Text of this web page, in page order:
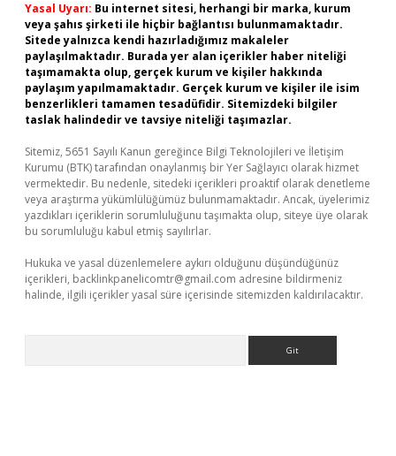
Yasal Uyarı: Bu internet sitesi, herhangi bir marka, kurum
veya şahıs şirketi ile hiçbir bağlantısı bulunmamaktadır.
Sitede yalnızca kendi hazırladığımız makaleler
paylaşılmaktadır. Burada yer alan içerikler haber niteliği
taşımamakta olup, gerçek kurum ve kişiler hakkında
paylaşım yapılmamaktadır. Gerçek kurum ve kişiler ile isim
benzerlikleri tamamen tesadüfidir. Sitemizdeki bilgiler
taslak halindedir ve tavsiye niteliği taşımazlar.
Sitemiz, 5651 Sayılı Kanun gereğince Bilgi Teknolojileri ve İletişim
Kurumu (BTK) tarafından onaylanmış bir Yer Sağlayıcı olarak hizmet
vermektedir. Bu nedenle, sitedeki içerikleri proaktif olarak denetleme
veya araştırma yükümlülüğümüz bulunmamaktadır. Ancak, üyelerimiz
yazdıkları içeriklerin sorumluluğunu taşımakta olup, siteye üye olarak
bu sorumluluğu kabul etmiş sayılırlar.
Hukuka ve yasal düzenlemelere aykırı olduğunu düşündüğünüz
içerikleri, backlinkpanelicomtr@gmail.com adresine bildirmeniz
halinde, ilgili içerikler yasal süre içerisinde sitemizden kaldırılacaktır.